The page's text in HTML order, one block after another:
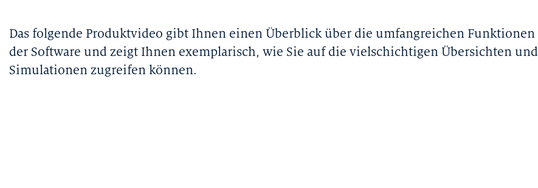
Das folgende Produktvideo gibt Ihnen einen Überblick über die umfangreichen Funktionen
der Software und zeigt Ihnen exemplarisch, wie Sie auf die vielschichtigen Übersichten und
Simulationen zugreifen können.